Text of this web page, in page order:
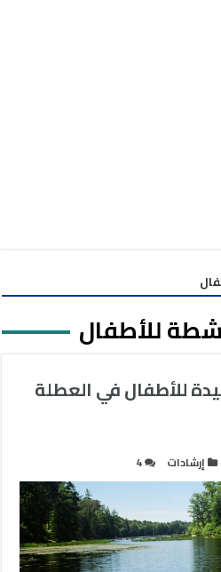
للأطفال
للأطفال في العطلة
إرشادات 4